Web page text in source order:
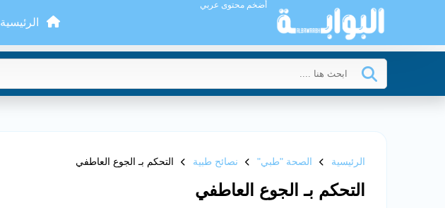
أضخم محتوى عربي
الرئيسية
الرئيسية الصحة "طبي" نصائح طبية التحكم بـ الجوع العاطفي
التحكم بـ الجوع العاطفي